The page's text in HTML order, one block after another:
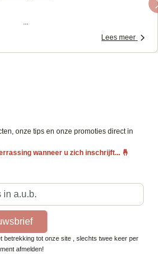
Lees meer
onze tips en onze promoties direct in
wanneer u zich inschrijft... 🤞
betrekking tot onze site , slechts twee keer per
afmelden!